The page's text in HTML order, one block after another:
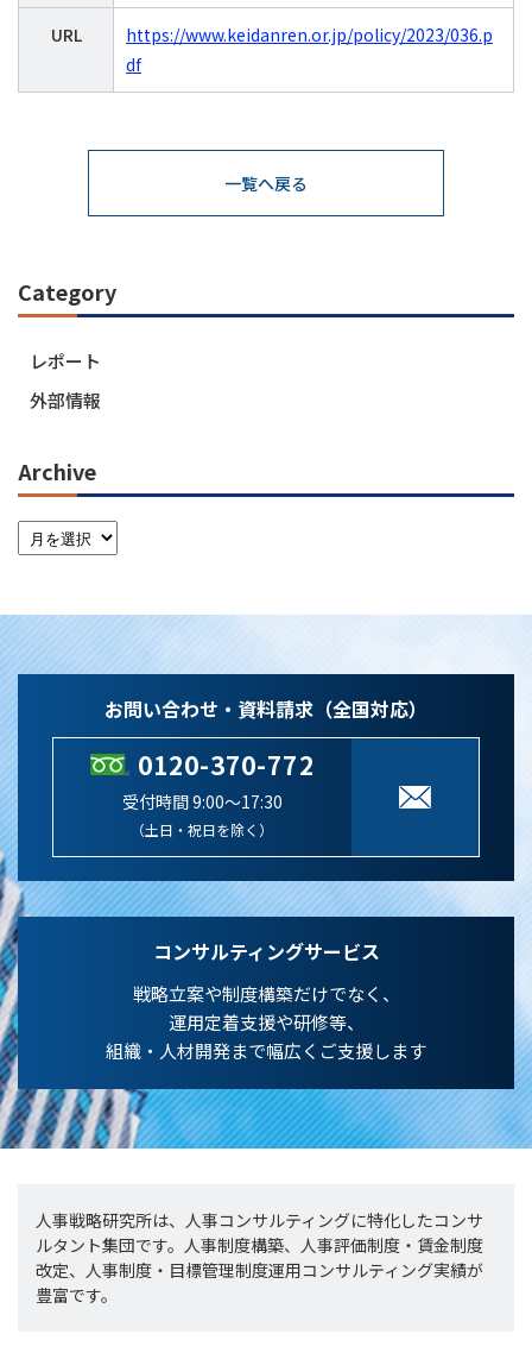
URL
https://www.keidanren.or.jp/policy/2023/036.p
df
一覧へ戻る
Category
レポート
外部情報
Archive
お問い合わせ・資料請求（全国対応）
0120-370-772
受付時間 9:00～17:30
（土日・祝日を除く）
コンサルティングサービス
戦略立案や制度構築だけでなく、
運用定着支援や研修等、
組織・人材開発まで幅広くご支援します
人事戦略研究所は、人事コンサルティングに特化したコンサ
ルタント集団です。人事制度構築、人事評価制度・賃金制度
改定、人事制度・目標管理制度運用コンサルティング実績が
豊富です。